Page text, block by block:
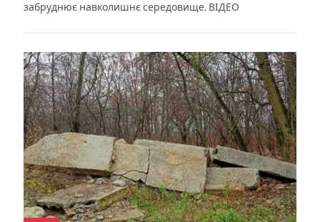
забруднює навколишнє середовище. ВІДЕО